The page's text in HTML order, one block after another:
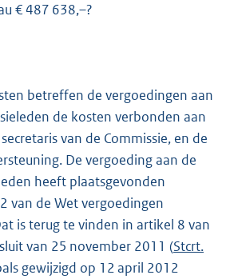
€ 487 638,–?
betreffen de vergoedingen aan
de kosten verbonden aan
van de Commissie, en de
De vergoeding aan de
heeft plaatsgevonden
van de Wet vergoedingen
is terug te vinden in artikel 8 van
van 25 november 2011 (Stcrt.
gewijzigd op 12 april 2012